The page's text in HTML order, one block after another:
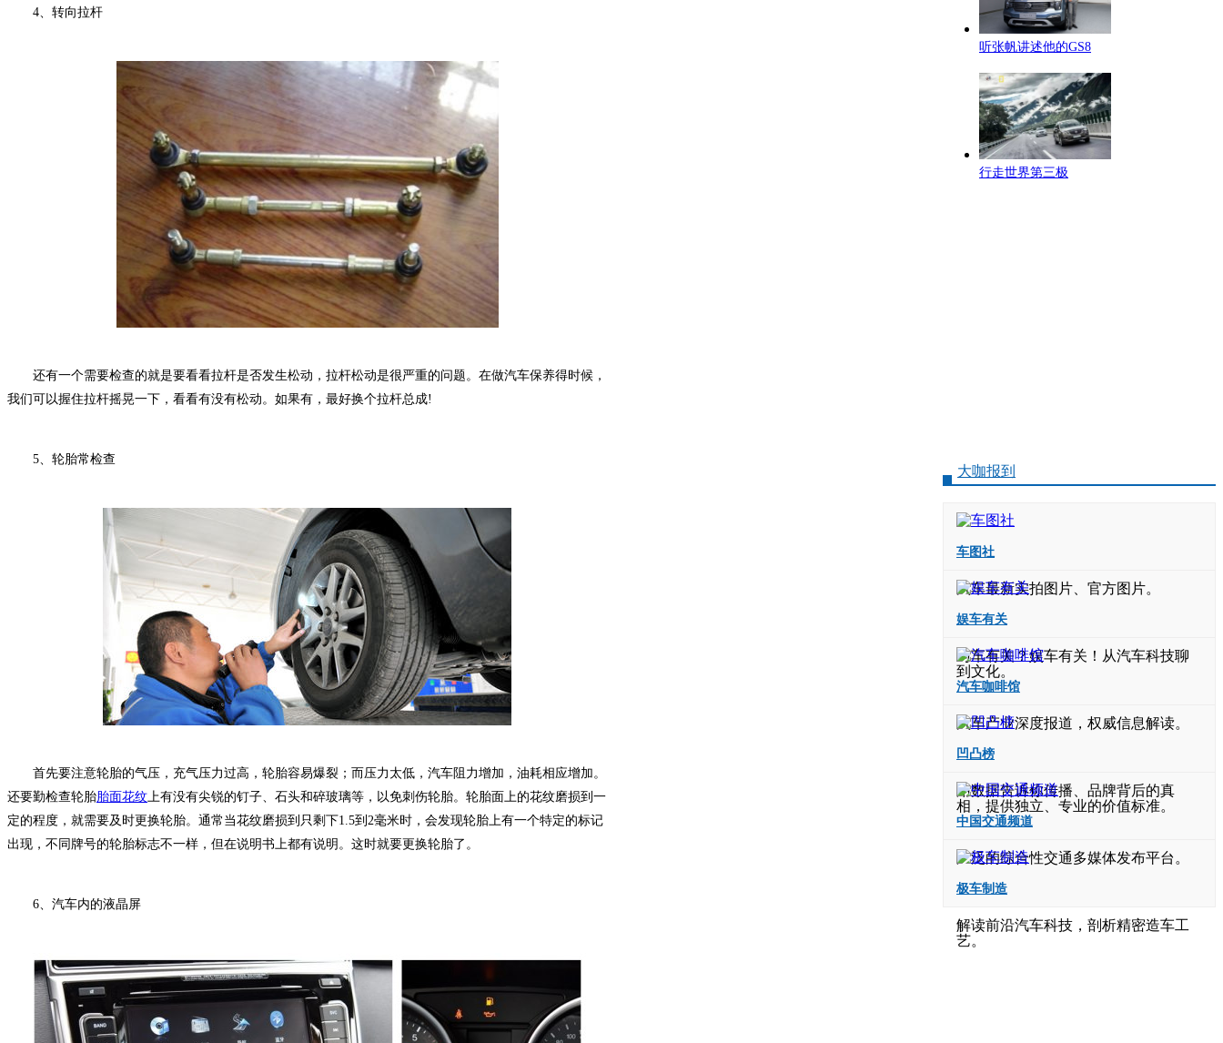
4、转向拉杆
还有一个需要检查的就是要看看拉杆是否发生松动，拉杆松动是很严重的问题。在做汽车保养得时候，
我们可以握住拉杆摇晃一下，看看有没有松动。如果有，最好换个拉杆总成!
5、轮胎常检查
首先要注意轮胎的气压，充气压力过高，轮胎容易爆裂；而压力太低，汽车阻力增加，油耗相应增加。
还要勤检查轮胎胎面花纹 上有没有尖锐的钉子、石头和碎玻璃等，以免刺伤轮胎。轮胎面上的花纹磨损到一
定的程度，就需要及时更换轮胎。通常当花纹磨损到只剩下1.5到2毫米时，会发现轮胎上有一个特定的标记
出现，不同牌号的轮胎标志不一样，但在说明书上都有说明。这时就要更换轮胎了。
6、汽车内的液晶屏
听张帆讲述他的GS8
行走世界第三极
大咖报到
车图社
汽车最新实拍图片、官方图片。
娱车有关
与车有关？娱车有关！从汽车科技聊
到文化。
汽车咖啡馆
汽车产业深度报道，权威信息解读。
凹凸榜
用数据告诉你传播、品牌背后的真
相，提供独立、专业的价值标准。
中国交通频道
广泛的综合性交通多媒体发布平台。
极车制造
解读前沿汽车科技，剖析精密造车工
艺。